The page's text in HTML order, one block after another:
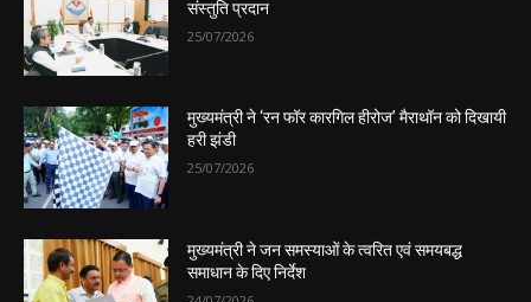
संस्तुति प्रदान
25/07/2026
मुख्यमंत्री ने ‘रन फॉर कारगिल हीरोज’ मैराथॉन को दिखायी
हरी झंडी
25/07/2026
मुख्यमंत्री ने जन समस्याओं के त्वरित एवं समयबद्ध
समाधान के दिए निर्देश